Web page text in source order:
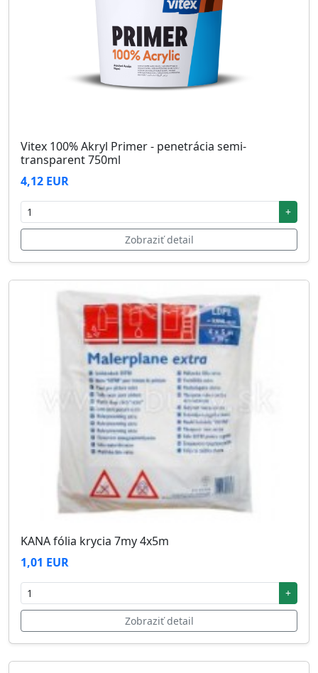
Vitex 100% Akryl Primer - penetrácia semi-
transparent 750ml
4,12 EUR
+
Zobraziť detail
KANA fólia krycia 7my 4x5m
1,01 EUR
+
Zobraziť detail